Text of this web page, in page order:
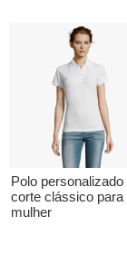
Polo personalizado
corte clássico para
mulher